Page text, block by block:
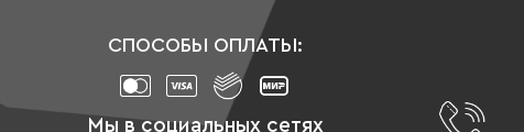
СПОСОБЫ ОПЛАТЫ:
Мы в социальных сетях